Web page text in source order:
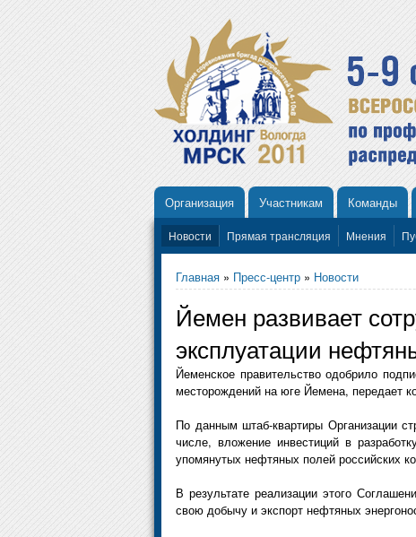
Организация Участникам Команды
Новости Прямая трансляция Мнения
Главная » Пресс-центр » Новости
Йемен развивает
эксплуатации
Йеменское правительство одобрило
месторождений на юге Йемена, передает
По данным штаб-квартиры Организации
числе, вложение инвестиций в
упомянутых нефтяных полей российских
В результате реализации этого
свою добычу и экспорт нефтяных